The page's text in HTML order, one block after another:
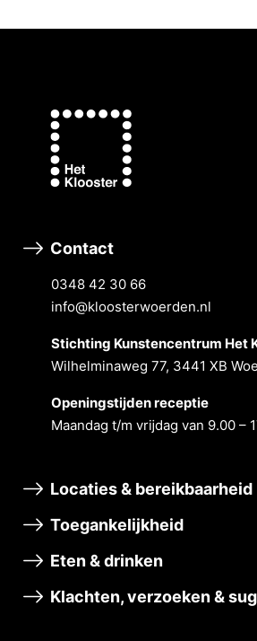
Contact
0348 42 30 66
info@kloosterwoerden.nl
Stichting Kunstencentrum Het
Wilhelminaweg 77, 3441 XB
Openingstĳden receptie
Maandag t/m vrĳdag van 9.00 –
Locaties & bereikbaarheid
Toegankelijkheid
Eten & drinken
Klachten, verzoeken &